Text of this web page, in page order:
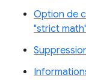
Option de
"strict math"